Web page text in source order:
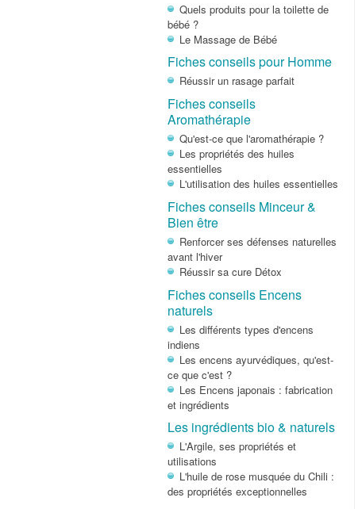
Quels produits pour la toilette de
bébé ?
Le Massage de Bébé
Fiches conseils pour Homme
Réussir un rasage parfait
Fiches conseils
Aromathérapie
Qu'est-ce que l'aromathérapie ?
Les propriétés des huiles
essentielles
L'utilisation des huiles essentielles
Fiches conseils Minceur &
Bien être
Renforcer ses défenses naturelles
avant l'hiver
Réussir sa cure Détox
Fiches conseils Encens
naturels
Les différents types d'encens
indiens
Les encens ayurvédiques, qu'est-
ce que c'est ?
Les Encens japonais : fabrication
et ingrédients
Les ingrédients bio & naturels
L'Argile, ses propriétés et
utilisations
L'huile de rose musquée du Chili :
des propriétés exceptionnelles